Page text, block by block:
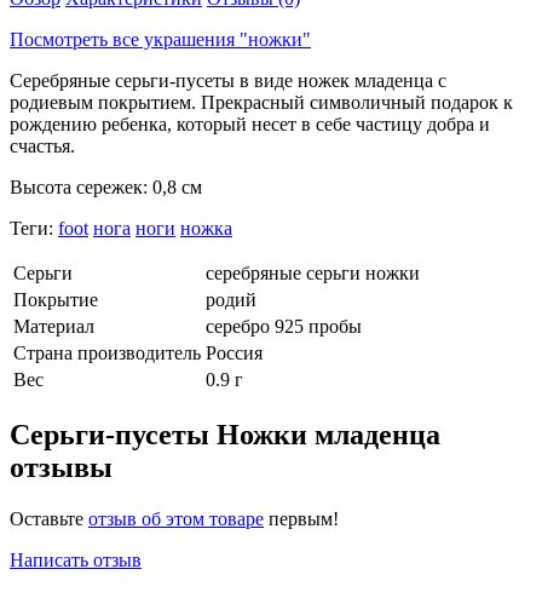
Посмотреть все украшения "ножки"
Серебряные серьги-пусеты в виде ножек младенца с
родиевым покрытием. Прекрасный символичный подарок к
рождению ребенка, который несет в себе частицу добра и
счастья.
Высота сережек: 0,8 см
Теги: foot нога ноги ножка
Серьги
серебряные серьги ножки
Покрытие
родий
Материал
серебро 925 пробы
Страна производитель Россия
Вес
0.9 г
Серьги-пусеты Ножки младенца
отзывы
Оставьте отзыв об этом товаре первым!
Написать отзыв